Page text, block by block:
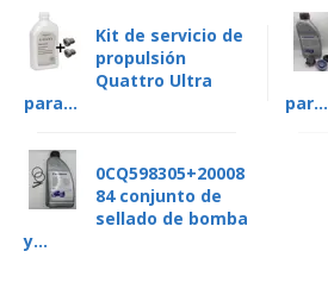
Kit de servicio de
propulsión
Quattro Ultra
para...
par...
0CQ598305+20008
84 conjunto de
sellado de bomba
y...